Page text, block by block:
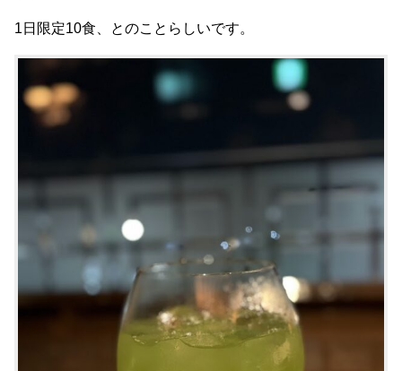
1日限定10食、とのことらしいです。